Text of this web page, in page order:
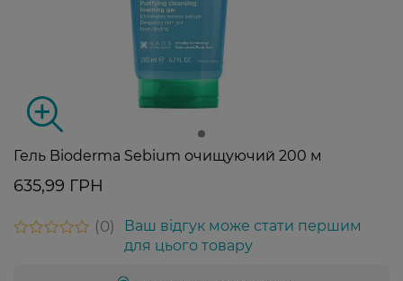
Гель Bioderma Sebium очищуючий 200 м
635,99 ГРН
0
Ваш відгук може стати першим
для цього товару